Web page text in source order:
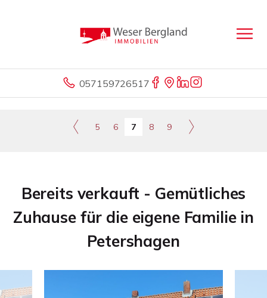
057159726517
5 6 7 8 9
Bereits verkauft - Gemütliches
Zuhause für die eigene Familie in
Petershagen